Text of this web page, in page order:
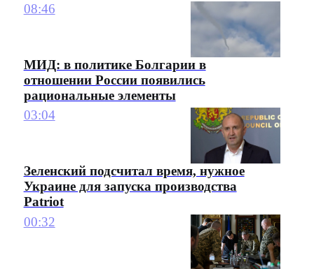
08:46
МИД: в политике Болгарии в
отношении России появились
рациональные элементы
03:04
Зеленский подсчитал время, нужное
Украине для запуска производства
Patriot
00:32